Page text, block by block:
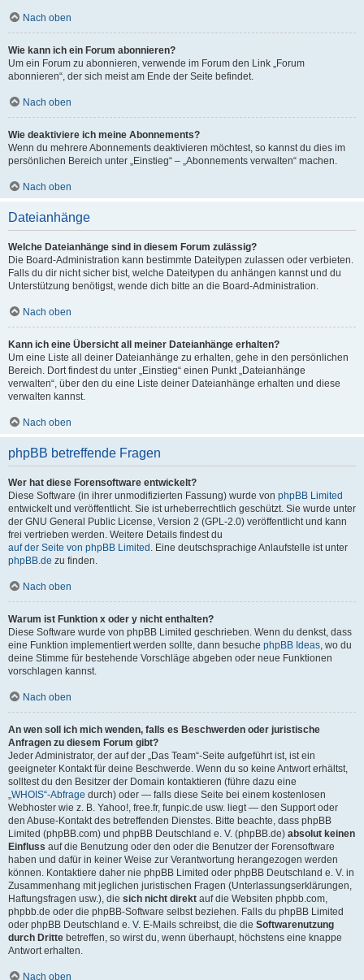
Nach oben
Wie kann ich ein Forum abonnieren?
Um ein Forum zu abonnieren, verwende im Forum den Link „Forum
abonnieren“, der sich meist am Ende der Seite befindet.
Nach oben
Wie deaktiviere ich meine Abonnements?
Wenn du mehrere Abonnements deaktivieren möchtest, so kannst du dies im
persönlichen Bereich unter „Einstieg“ – „Abonnements verwalten“ machen.
Nach oben
Dateianhänge
Welche Dateianhänge sind in diesem Forum zulässig?
Die Board-Administration kann bestimmte Dateitypen zulassen oder verbieten.
Falls du dir nicht sicher bist, welche Dateitypen du anhängen kannst und du
Unterstützung benötigst, wende dich bitte an die Board-Administration.
Nach oben
Kann ich eine Übersicht all meiner Dateianhänge erhalten?
Um eine Liste all deiner Dateianhänge zu erhalten, gehe in den persönlichen
Bereich. Dort findest du unter „Einstieg“ einen Punkt „Dateianhänge
verwalten“, über den du eine Liste deiner Dateianhänge erhalten und diese
verwalten kannst.
Nach oben
phpBB betreffende Fragen
Wer hat diese Forensoftware entwickelt?
Diese Software (in ihrer unmodifizierten Fassung) wurde von phpBB Limited
entwickelt und veröffentlicht. Sie ist urheberrechtlich geschützt. Sie wurde unter
der GNU General Public License, Version 2 (GPL-2.0) veröffentlicht und kann
frei vertrieben werden. Weitere Details findest du
auf der Seite von phpBB Limited . Eine deutschsprachige Anlaufstelle ist unter
phpBB.de zu finden.
Nach oben
Warum ist Funktion x oder y nicht enthalten?
Diese Software wurde von phpBB Limited geschrieben. Wenn du denkst, dass
eine Funktion implementiert werden sollte, dann besuche phpBB Ideas, wo du
deine Stimme für bestehende Vorschläge abgeben oder neue Funktionen
vorschlagen kannst.
Nach oben
An wen soll ich mich wenden, falls es Beschwerden oder juristische
Anfragen zu diesem Forum gibt?
Jeder Administrator, der auf der „Das Team“-Seite aufgeführt ist, ist ein
geeigneter Kontakt für deine Beschwerde. Wenn du so keine Antwort erhältst,
solltest du den Besitzer der Domain kontaktieren (führe dazu eine
„WHOIS“-Abfrage durch) oder — falls diese Seite bei einem kostenlosen
Webhoster wie z. B. Yahoo!, free.fr, funpic.de usw. liegt — den Support oder
den Abuse-Kontakt des betreffenden Dienstes. Bitte beachte, dass phpBB
Limited (phpBB.com) und phpBB Deutschland e. V. (phpBB.de) absolut keinen
Einfluss auf die Benutzung oder den oder die Benutzer der Forensoftware
haben und dafür in keiner Weise zur Verantwortung herangezogen werden
können. Kontaktiere daher nie phpBB Limited oder phpBB Deutschland e. V. in
Zusammenhang mit jeglichen juristischen Fragen (Unterlassungserklärungen,
Haftungsfragen usw.), die sich nicht direkt auf die Websiten phpbb.com,
phpbb.de oder die phpBB-Software selbst beziehen. Falls du phpBB Limited
oder phpBB Deutschland e. V. E-Mails schreibst, die die Softwarenutzung
durch Dritte betreffen, so wirst du, wenn überhaupt, höchstens eine knappe
Antwort erhalten.
Nach oben